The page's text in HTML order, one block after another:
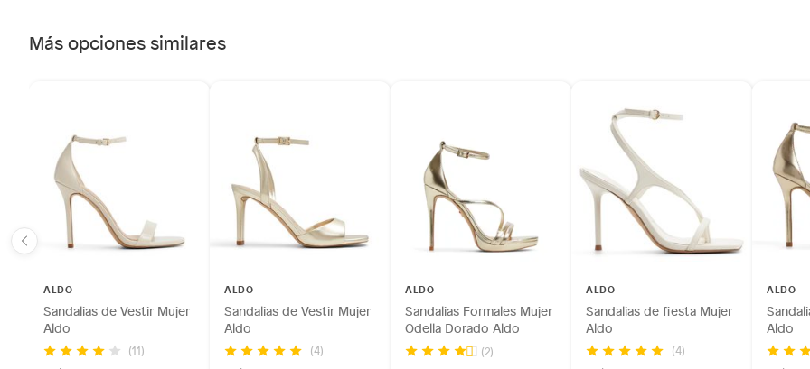
Más opciones similares
ALDO
Sandalias de Vestir Mujer
Aldo
(11)
ALDO
Sandalias de Vestir Mujer
Aldo
(4)
ALDO
Sandalias Formales Mujer
Odella Dorado Aldo
(2)
ALDO
Sandalias de fiesta Mujer
Aldo
(4)
ALDO
Aldo